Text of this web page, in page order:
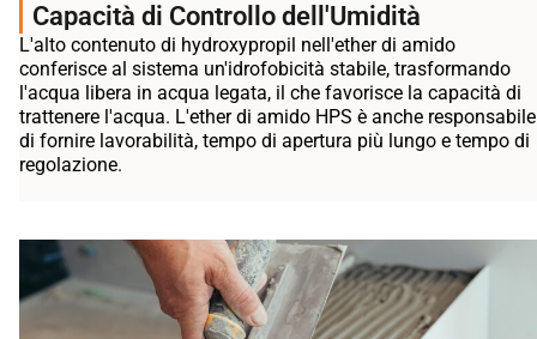
Capacità di Controllo dell'Umidità
L'alto contenuto di hydroxypropil nell'ether di amido
conferisce al sistema un'idrofobicità stabile, trasformando
l'acqua libera in acqua legata, il che favorisce la capacità di
trattenere l'acqua. L'ether di amido HPS è anche responsabile
di fornire lavorabilità, tempo di apertura più lungo e tempo di
regolazione.